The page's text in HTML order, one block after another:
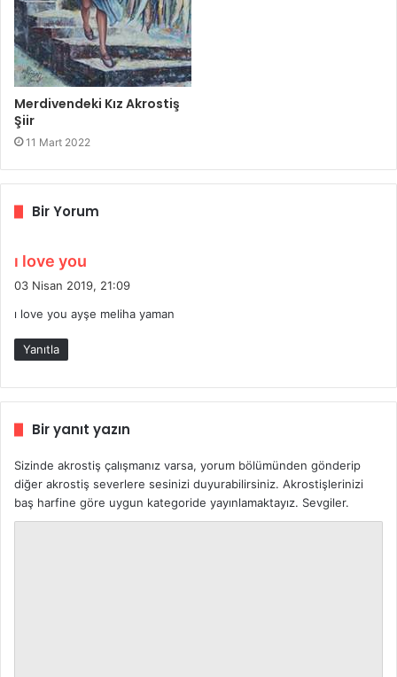
Merdivendeki Kız Akrostiş
Şiir
11 Mart 2022
Bir Yorum
ı love you
e
i
03 Nisan 2019, 21:09
ı love you ayşe meliha yaman
Yanıtla
Bir yanıt yazın
Sizinde akrostiş çalışmanız varsa, yorum bölümünden gönderip
diğer akrostiş severlere sesinizi duyurabilirsiniz. Akrostişlerinizi
baş harfine göre uygun kategoride yayınlamaktayız. Sevgiler.